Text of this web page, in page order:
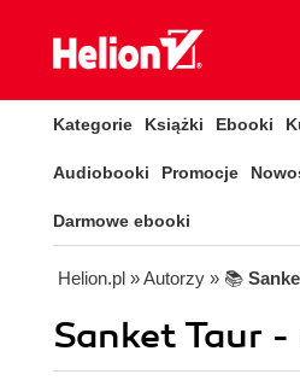
Kategorie Książki Ebooki
Audiobooki Promocje
Darmowe ebooki
Helion.pl » Autorzy » 📚
Sanket Taur